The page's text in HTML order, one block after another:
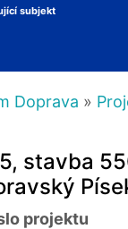
subjekt
Doprava »
stavba
projektu